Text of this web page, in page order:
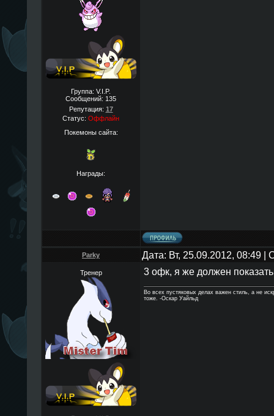
Группа: V.I.P.
Сообщений: 135
Репутация: 17
Статус: Оффлайн
Покемоны сайта:
Награды:
Parky Дата: Вт, 25.09.2012, 08:49
Тренер 3 офк, я же должен показать
Во всех пустяковых делах важен стиль, а не
тоже. -Оскар Уайльд